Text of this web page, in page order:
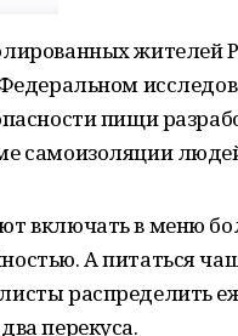
жителей
пищи
самоизоляции
включать в меню
А питаться
распределить
перекуса.